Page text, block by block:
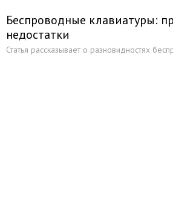
Беспроводные клавиатуры:
недостатки
Статья рассказывает о разновидностях